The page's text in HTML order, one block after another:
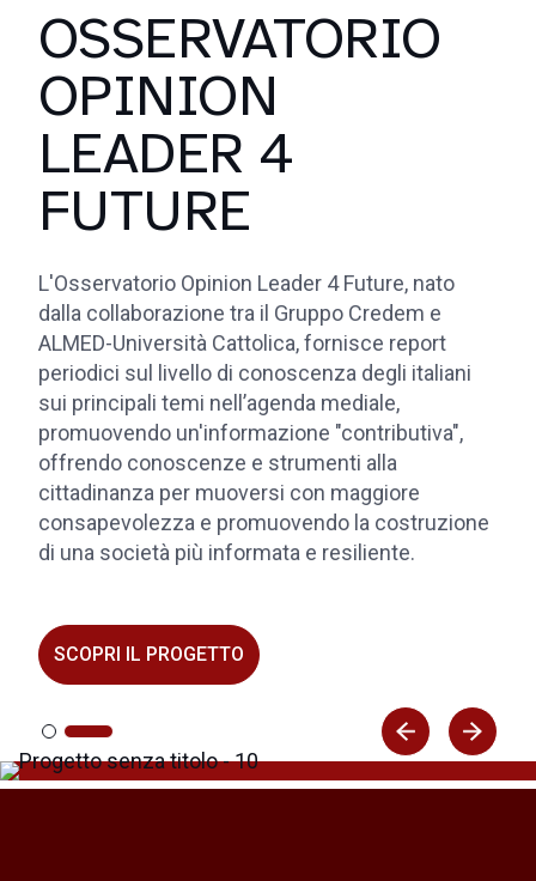
OSSERVATORIO
OPINION
LEADER 4
FUTURE
L'Osservatorio Opinion Leader 4 Future, nato
dalla collaborazione tra il Gruppo Credem e
ALMED-Università Cattolica, fornisce report
periodici sul livello di conoscenza degli italiani
sui principali temi nell’agenda mediale,
promuovendo un'informazione "contributiva",
offrendo conoscenze e strumenti alla
cittadinanza per muoversi con maggiore
consapevolezza e promuovendo la costruzione
di una società più informata e resiliente.
SCOPRI IL PROGETTO